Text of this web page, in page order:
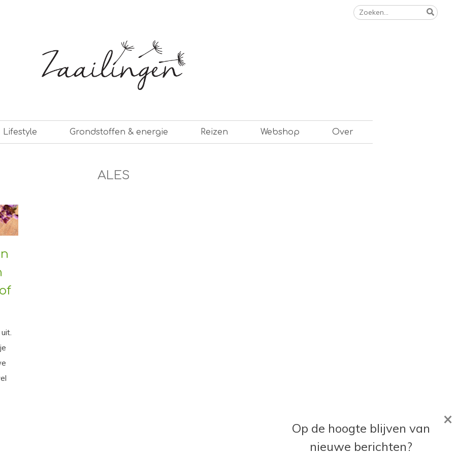
Zoeken
naar:
Lifestyle Grondstoffen & energie Reizen Webshop Over
ALES
Op de hoogte blijven van
nieuwe berichten?
×